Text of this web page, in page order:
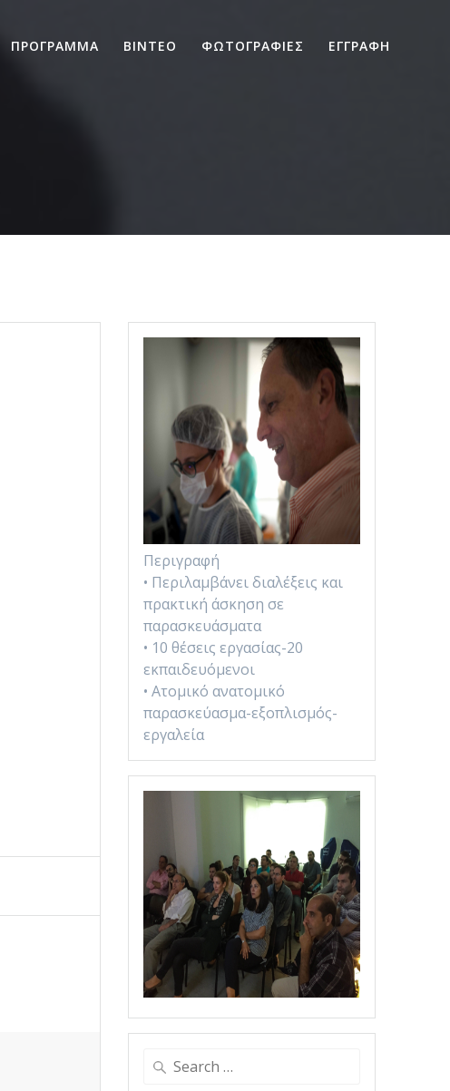
ΠΡΟΓΡΑΜΜΑ ΒΙΝΤΕΟ ΦΩΤΟΓΡΑΦΙΕΣ ΕΓΓΡΑΦΗ
Περιγραφή
• Περιλαμβάνει διαλέξεις και
πρακτική άσκηση σε
παρασκευάσματα
• 10 θέσεις εργασίας-20
εκπαιδευόμενοι
• Ατομικό ανατομικό
παρασκεύασμα-εξοπλισμός-
εργαλεία
Search